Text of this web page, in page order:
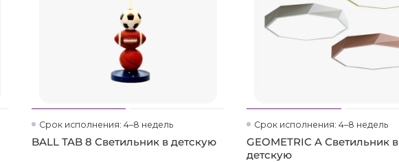
Срок исполнения: 4–8 недель
BALL TAB 8 Светильник в детскую
Срок исполнения: 4–8 недель
GEOMETRIC A Светильник в
детскую